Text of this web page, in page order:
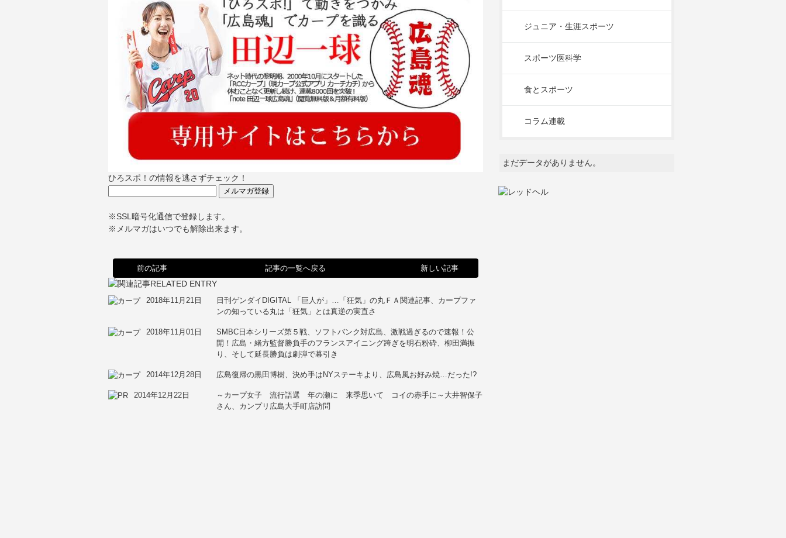
ひろスポ！の情報を逃さずチェック！
※SSL暗号化通信で登録します。
※メルマガはいつでも解除出来ます。
前の記事 記事の一覧へ戻る 新しい記事
2018年11月21日
日刊ゲンダイDIGITAL 「巨人が」…「狂気」の丸ＦＡ関連記事、カープファ
ンの知っている丸は「狂気」とは真逆の実直さ
2018年11月01日
SMBC日本シリーズ第５戦、ソフトバンク対広島、激戦過ぎるので速報！公
開！広島・緒方監督勝負手のフランスアイニング跨ぎを明石粉砕、柳田満振
り、そして延長勝負は劇弾で幕引き
2014年12月28日 広島復帰の黒田博樹、決め手はNYステーキより、広島風お好み焼…だった!?
2014年12月22日
～カープ女子 流行語選 年の瀬に 来季思いて コイの赤手に～大井智保子
さん、カンプリ広島大手町店訪問
ジュニア・生涯スポーツ
スポーツ医科学
食とスポーツ
コラム連載
まだデータがありません。